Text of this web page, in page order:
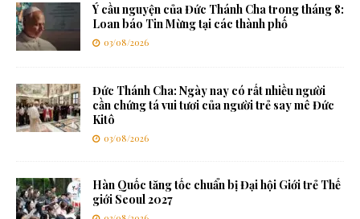
Ý cầu nguyện của Đức Thánh Cha trong tháng 8:
Loan báo Tin Mừng tại các thành phố
03/08/2026
Đức Thánh Cha: Ngày nay có rất nhiều người
cần chứng tá vui tươi của người trẻ say mê Đức
Kitô
03/08/2026
Hàn Quốc tăng tốc chuẩn bị Đại hội Giới trẻ Thế
giới Seoul 2027